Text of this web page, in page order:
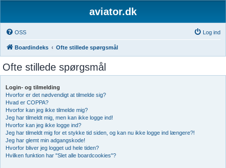
aviator.dk
OSS Log ind
Boardindeks Ofte stillede spørgsmål
Ofte stillede spørgsmål
Login- og tilmelding
Hvorfor er det nødvendigt at tilmelde sig?
Hvad er COPPA?
Hvorfor kan jeg ikke tilmelde mig?
Jeg har tilmeldt mig, men kan ikke logge ind!
Hvorfor kan jeg ikke logge ind?
Jeg har tilmeldt mig for et stykke tid siden, og kan nu ikke logge ind længere?!
Jeg har glemt min adgangskode!
Hvorfor bliver jeg logget ud hele tiden?
Hvilken funktion har "Slet alle boardcookies"?